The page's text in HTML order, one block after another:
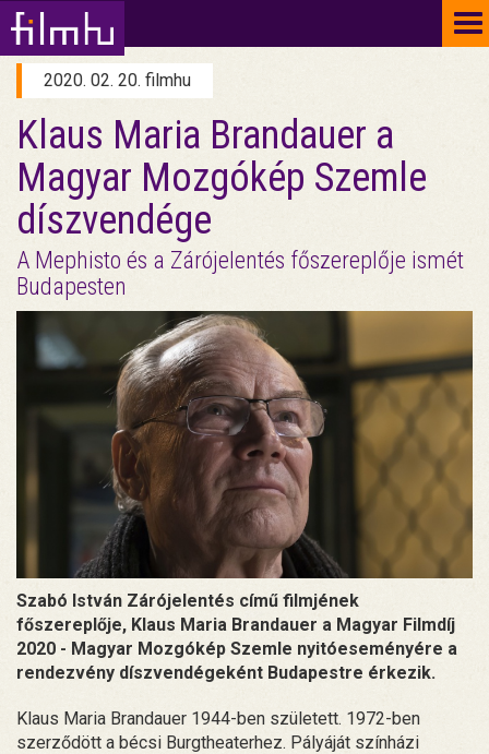
2020. 02. 20. filmhu
Klaus Maria Brandauer a
Magyar Mozgókép Szemle
díszvendége
A Mephisto és a Zárójelentés főszereplője ismét
Budapesten
Szabó István Zárójelentés című filmjének
főszereplője, Klaus Maria Brandauer a Magyar Filmdíj
2020 - Magyar Mozgókép Szemle nyitóeseményére a
rendezvény díszvendégeként Budapestre érkezik.
Klaus Maria Brandauer 1944-ben született. 1972-ben
szerződött a bécsi Burgtheaterhez. Pályáját színházi